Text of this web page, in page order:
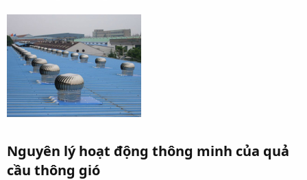
Nguyên lý hoạt động thông minh của quả
cầu thông gió​